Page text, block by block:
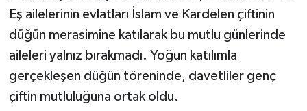
Eş ailelerinin evlatları İslam ve Kardelen çiftinin
düğün merasimine katılarak bu mutlu günlerinde
aileleri yalnız bırakmadı. Yoğun katılımla
gerçekleşen düğün töreninde, davetliler genç
çiftin mutluluğuna ortak oldu.